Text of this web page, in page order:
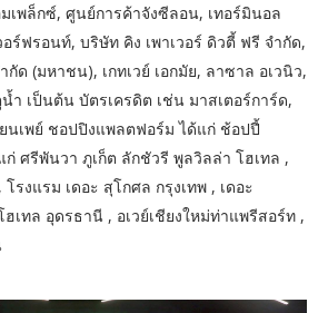
เพล็กซ์, ศูนย์การค้าจังซีลอน, เทอร์มินอล
อร์ฟรอนท์, บริษัท คิง เพาเวอร์ ดิวตี้ ฟรี จำกัด,
ด (มหาชน), เกทเวย์ เอกมัย, ลาซาล อเวนิว,
ำ เป็นต้น บัตรเครดิต เช่น มาสเตอร์การ์ด,
นเพย์ ชอปปิงแพลตฟอร์ม ได้แก่ ช้อปปี้
ศรีพันวา ภูเก็ต ลักชัวรี พูลวิลล่า โฮเทล ,
งแรม เดอะ สุโกศล กรุงเทพ , เดอะ
เทล อุดรธานี , อเวย์เชียงใหม่ท่าแพรีสอร์ท ,